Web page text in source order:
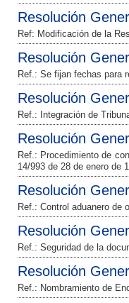
Resolución
Ref: Modificación de la
Resolución
Ref.: Se fijan fechas para
Resolución
Ref.: Integración de
Resolución
Ref.: Procedimiento de
14/993 de 28 de enero de
Resolución
Ref.: Control aduanero de
Resolución
Ref.: Seguridad de la
Resolución
Ref.: Nombramiento de